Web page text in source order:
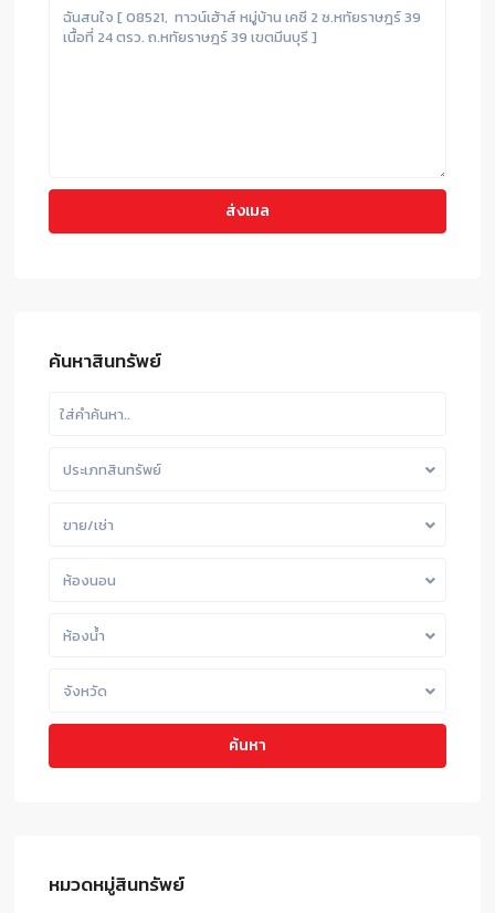
ค้นหาสินทรัพย์
ประเภทสินทรัพย์
ขาย/เช่า
ห้องนอน
ห้องน้ำ
จังหวัด
ค้นหา
หมวดหมู่สินทรัพย์